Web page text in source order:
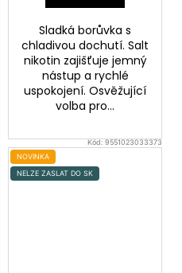
Sladká borůvka s
chladivou dochutí. Salt
nikotin zajišťuje jemný
nástup a rychlé
uspokojení. Osvěžující
volba pro...
Kód: 9551023033373
NOVINKA
NELZE ZASLAT DO SK